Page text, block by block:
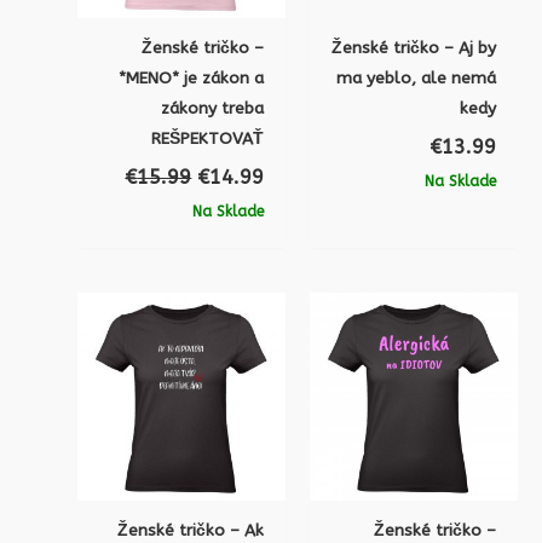
Ženské tričko –
*MENO* je zákon a
zákony treba
REŠPEKTOVAŤ
€15.99 €14.99
Na Sklade
Ženské tričko – Aj by
ma yeblo, ale nemá
kedy
€13.99
Na Sklade
Ženské tričko – Ak
Ženské tričko –